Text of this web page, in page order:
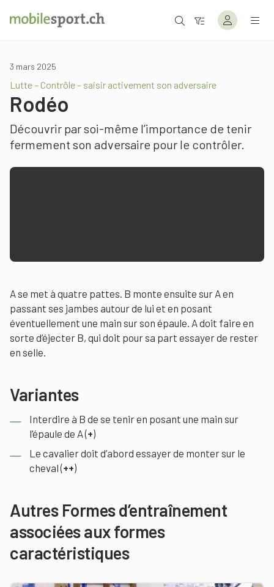
3 mars 2025
Lutte – Contrôle – saisir activement son adversaire
Rodéo
Découvrir par soi-même l’importance de tenir
fermement son adversaire pour le contrôler.
A se met à quatre pattes. B monte ensuite sur A en
passant ses jambes autour de lui et en posant
éventuellement une main sur son épaule. A doit faire en
sorte d’éjecter B, qui doit pour sa part essayer de rester
en selle.
Variantes
Interdire à B de se tenir en posant une main sur
l’épaule de A (+)
Le cavalier doit d’abord essayer de monter sur le
cheval (++)
Autres Formes d’entraînement
associées aux formes
caractéristiques